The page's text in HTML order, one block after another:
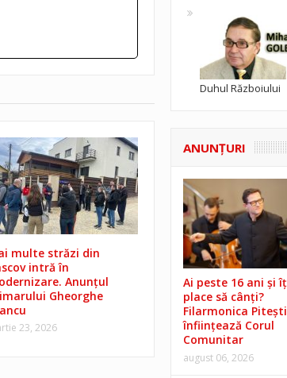
multe străzi din
intră în
Anunțul
Gheorghe
23, 2026
Duhul Războiului
ANUNŢURI
Ai peste 16 ani și
place să cânți?
Filarmonica Pitești
înființează Corul
Comunitar
august 06, 2026